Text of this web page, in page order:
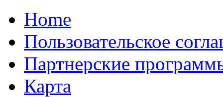
Home
Пользовательское
Партнерские
Карта